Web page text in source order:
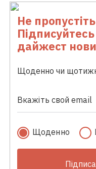
Не
дайжест
Щоденно чи
Щоденно